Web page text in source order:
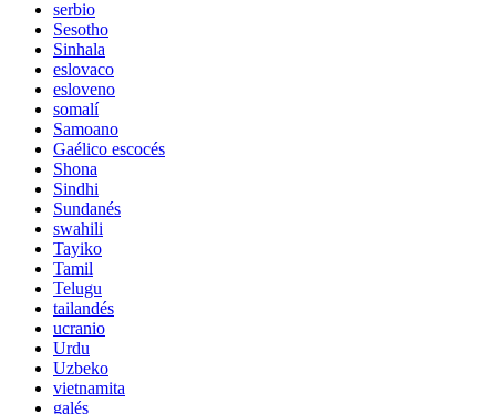
serbio
Sesotho
Sinhala
eslovaco
esloveno
somalí
Samoano
Gaélico escocés
Shona
Sindhi
Sundanés
swahili
Tayiko
Tamil
Telugu
tailandés
ucranio
Urdu
Uzbeko
vietnamita
galés